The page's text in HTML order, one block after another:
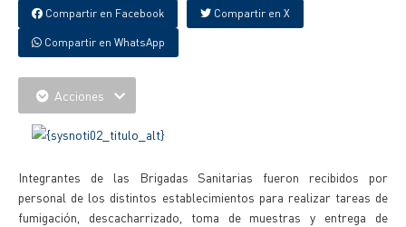
Compartir en Facebook Compartir en X
Compartir en WhatsApp
Acciones
Integrantes de las Brigadas Sanitarias fueron recibidos por
personal de los distintos establecimientos para realizar tareas de
fumigación, descacharrizado, toma de muestras y entrega de